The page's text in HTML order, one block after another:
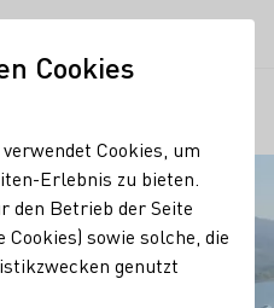
Cookies
Cookies, um
Erlebnis zu bieten.
den Betrieb der Seite
sowie solche, die
genutzt